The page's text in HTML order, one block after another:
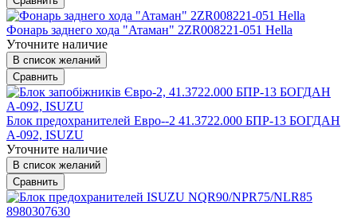
Фонарь заднего хода "Атаман" 2ZR008221-051 Hella
Уточните наличие
В список желаний
Сравнить
Блок предохранителей Евро--2 41.3722.000 БПР-13 БОГДАН
А-092, ISUZU
Уточните наличие
В список желаний
Сравнить